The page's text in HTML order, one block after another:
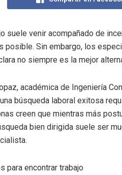
suele venir acompañado de
posible. Sin embargo, los
no siempre es la mejor
académica de Ingeniería
búsqueda laboral exitosa
creen que mientras más
bien dirigida suele ser
para encontrar trabajo